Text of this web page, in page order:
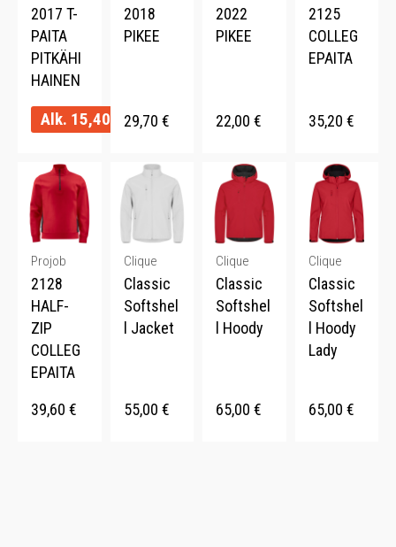
2017 T-
PAITA
PITKÄHI
HAINEN
Alk. 15,40
2018
PIKEE
29,70 €
2022
PIKEE
22,00 €
2125
COLLEG
EPAITA
35,20 €
Projob
2128
HALF-
ZIP
COLLEG
EPAITA
39,60 €
Clique
Classic
Softshel
l Jacket
55,00 €
Clique
Classic
Softshel
l Hoody
65,00 €
Clique
Classic
Softshel
l Hoody
Lady
65,00 €